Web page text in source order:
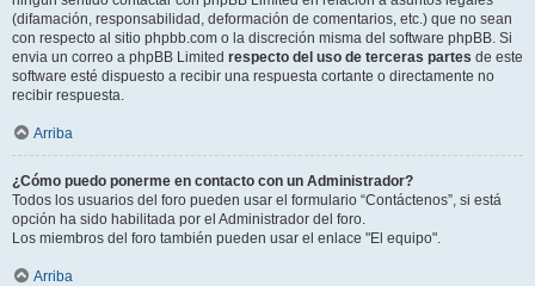
(difamación, responsabilidad, deformación de comentarios, etc.) que no sean
con respecto al sitio phpbb.com o la discreción misma del software phpBB. Si
envia un correo a phpBB Limited respecto del uso de terceras partes de este
software esté dispuesto a recibir una respuesta cortante o directamente no
recibir respuesta.
Arriba
¿Cómo puedo ponerme en contacto con un Administrador?
Todos los usuarios del foro pueden usar el formulario “Contáctenos”, si está
opción ha sido habilitada por el Administrador del foro.
Los miembros del foro también pueden usar el enlace "El equipo".
Arriba